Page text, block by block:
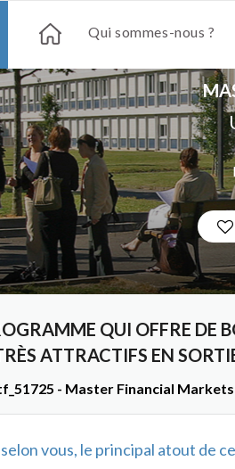
Qui sommes-nous ?
QUI OFFRE DE
ATTRACTIFS EN
- Master Financial
vous, le principal atout de